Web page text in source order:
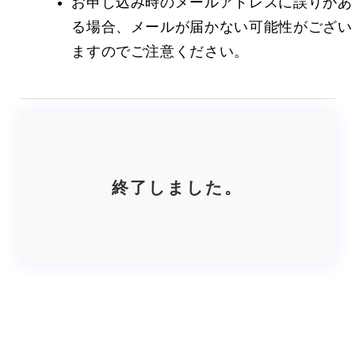
る場合、メールが届かない可能性がござい
ますのでご注意ください。
終了しました。